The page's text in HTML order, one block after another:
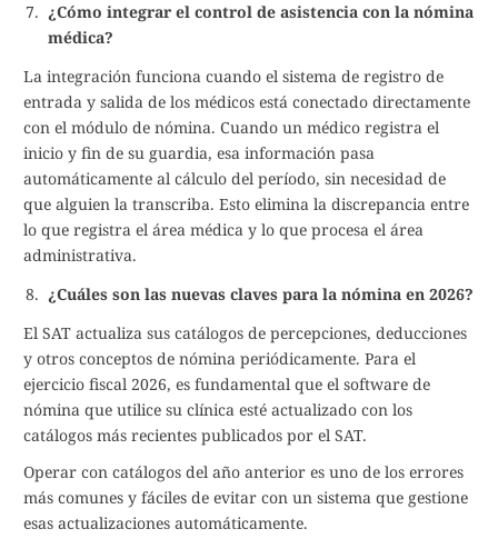
¿Cómo integrar el control de asistencia con la nómina
médica?
La integración funciona cuando el sistema de registro de
entrada y salida de los médicos está conectado directamente
con el módulo de nómina. Cuando un médico registra el
inicio y fin de su guardia, esa información pasa
automáticamente al cálculo del período, sin necesidad de
que alguien la transcriba. Esto elimina la discrepancia entre
lo que registra el área médica y lo que procesa el área
administrativa.
¿Cuáles son las nuevas claves para la nómina en 2026?
El SAT actualiza sus catálogos de percepciones, deducciones
y otros conceptos de nómina periódicamente. Para el
ejercicio fiscal 2026, es fundamental que el software de
nómina que utilice su clínica esté actualizado con los
catálogos más recientes publicados por el SAT.
Operar con catálogos del año anterior es uno de los errores
más comunes y fáciles de evitar con un sistema que gestione
esas actualizaciones automáticamente.